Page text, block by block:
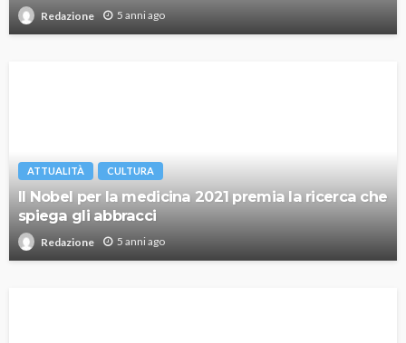
Redazione 5 anni ago
ATTUALITÀ CULTURA
Il Nobel per la medicina 2021 premia la ricerca che
spiega gli abbracci
Redazione 5 anni ago